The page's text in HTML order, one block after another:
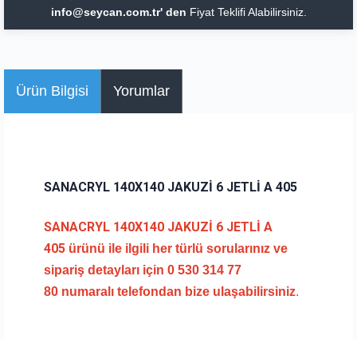
info@seycan.com.tr' den Fiyat Teklifi Alabilirsiniz.
Ürün Bilgisi Yorumlar
SANACRYL 140X140 JAKUZİ 6 JETLİ A 405
SANACRYL 140X140 JAKUZİ 6 JETLİ A
405 ürünü ile ilgili her türlü sorularınız ve
sipariş detayları için 0 530 314 77
80 numaralı telefondan bize ulaşabilirsiniz.